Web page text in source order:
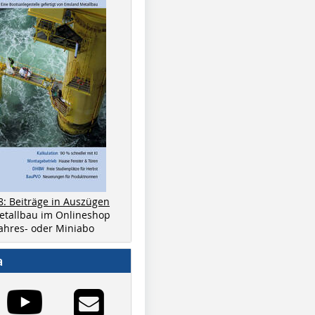
Beiträge in Auszügen
im Onlineshop
oder Miniabo